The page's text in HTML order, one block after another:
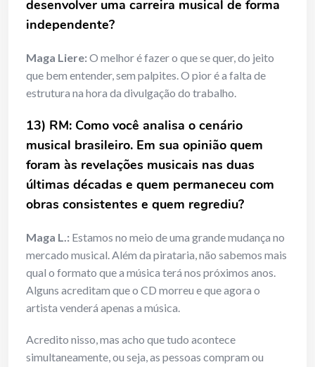
desenvolver uma carreira musical de forma
independente?
Maga Liere:O melhor é fazer o que se quer, do jeito
que bem entender, sem palpites. O pior é a falta de
estrutura na hora da divulgação do trabalho.
13) RM: Como você analisa o cenário
musical brasileiro. Em sua opinião quem
foram às revelações musicais nas duas
últimas décadas e quem permaneceu com
obras consistentes e quem regrediu?
Maga L.: Estamos no meio de uma grande mudança no
mercado musical. Além da pirataria, não sabemos mais
qual o formato que a música terá nos próximos anos.
Alguns acreditam que o CD morreu e que agora o
artista venderá apenas a música.
Acredito nisso, mas acho que tudo acontece
simultaneamente, ou seja, as pessoas compram ou